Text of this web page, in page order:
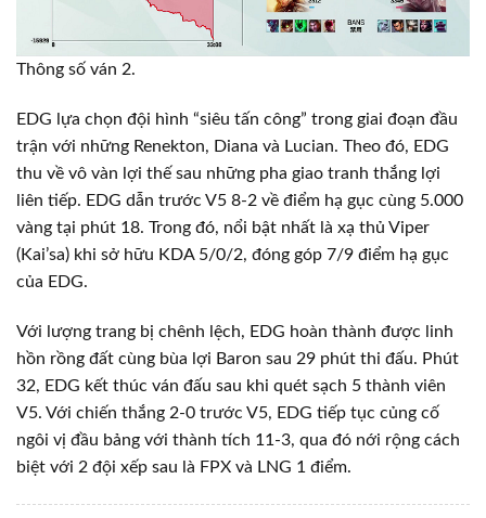
Thông số ván 2.
EDG lựa chọn đội hình “siêu tấn công” trong giai đoạn đầu
trận với những Renekton, Diana và Lucian. Theo đó, EDG
thu về vô vàn lợi thế sau những pha giao tranh thắng lợi
liên tiếp. EDG dẫn trước V5 8-2 về điểm hạ gục cùng 5.000
vàng tại phút 18. Trong đó, nổi bật nhất là xạ thủ Viper
(Kai’sa) khi sở hữu KDA 5/0/2, đóng góp 7/9 điểm hạ gục
của EDG.
Với lượng trang bị chênh lệch, EDG hoàn thành được linh
hồn rồng đất cùng bùa lợi Baron sau 29 phút thi đấu. Phút
32, EDG kết thúc ván đấu sau khi quét sạch 5 thành viên
V5. Với chiến thắng 2-0 trước V5, EDG tiếp tục củng cố
ngôi vị đầu bảng với thành tích 11-3, qua đó nới rộng cách
biệt với 2 đội xếp sau là FPX và LNG 1 điểm.